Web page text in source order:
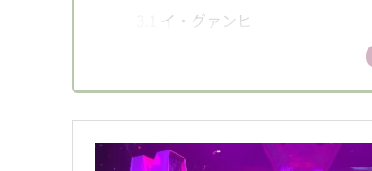
イ・グァンヒ
3.3イ・ジンソク
3.4パク・ミンギュ
3.5ソン・ウォンイク